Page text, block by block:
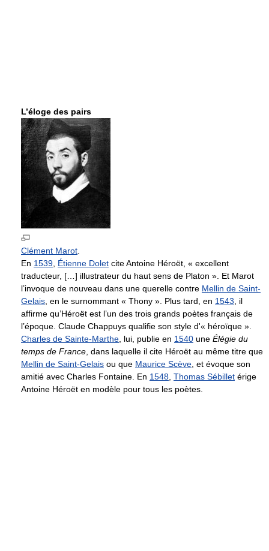
L’éloge des pairs
Clément Marot
En 1539 Étienne Dolet cite Antoine Héroët, « excellent
traducteur, […] illustrateur du haut sens de Platon ». Et Marot
l’invoque de nouveau dans une querelle contre Mellin de Saint-
Gelais , en le surnommant « Thony ». Plus tard, en 1543 , il
affirme qu’Héroët est l’un des trois grands poètes français de
l’époque. Claude Chappuys qualifie son style d'« héroïque ».
Charles de Sainte-Marthe , lui, publie en 1540 une Élégie du
temps de France , dans laquelle il cite Héroët au même titre que
Mellin de Saint-Gelais ou que Maurice Scève , et évoque son
amitié avec Charles Fontaine. En 1548 Thomas Sébillet érige
Antoine Héroët en modèle pour tous les poètes.